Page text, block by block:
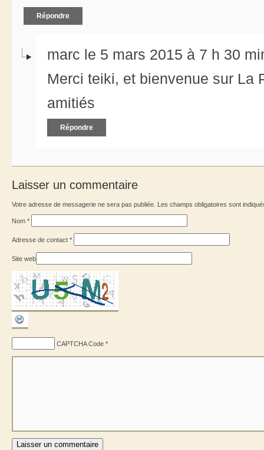
Répondre
marc le 5 mars 2015 à 7 h 30
Merci teiki, et bienvenue sur La
amitiés
Répondre
Laisser un commentaire
Votre adresse de messagerie ne sera pas publiée. Les champs obligatoires sont
Nom *
Adresse de contact *
Site web
CAPTCHA Code *